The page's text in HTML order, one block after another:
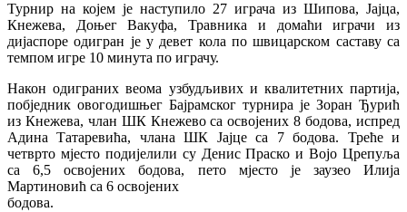
Турнир на којем је наступило 27 играча из Шипова, Јајца,
Кнежева, Доњег Вакуфа, Травника и домаћи играчи из
дијаспоре одигран је у девет кола по швицарском саставу са
темпом игре 10 минута по играчу.
Након одиграних веома узбудљивих и квалитетних партија,
побједник овогодишњег Бајрамског турнира је Зоран Ђурић
из Кнежева, члан ШК Кнежево са освојених 8 бодова, испред
Адина Татаревића, члана ШК Јајце са 7 бодова. Треће и
четврто мјесто подијелили су Денис Праско и Војо Црепуља
са 6,5 освојених бодова, пето мјесто је заузео Илија
Мартиновић са 6 освојених
бодова.